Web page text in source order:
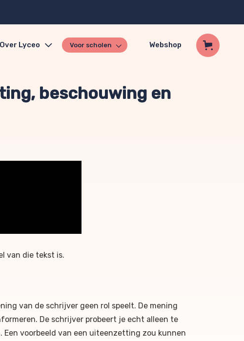
Over Lyceo Voor scholen Webshop
beschouwing en
van die tekst is.
van de schrijver geen rol speelt. De mening
De schrijver probeert je echt alleen te
voorbeeld van een uiteenzetting zou kunnen